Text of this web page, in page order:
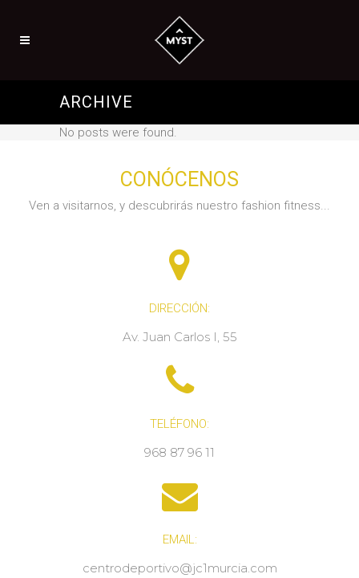
ARCHIVE
No posts were found.
CONÓCENOS
Ven a visitarnos, y descubrirás nuestro fashion fitness...
DIRECCIÓN:
Av. Juan Carlos I, 55
TELÉFONO:
968 87 96 11
EMAIL:
centrodeportivo@jc1murcia.com